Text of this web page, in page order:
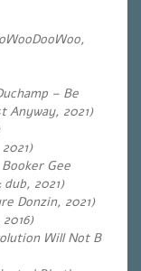
– Be
Anyway, 2021)
Gee
2021)
Donzin, 2021)
Will Not B